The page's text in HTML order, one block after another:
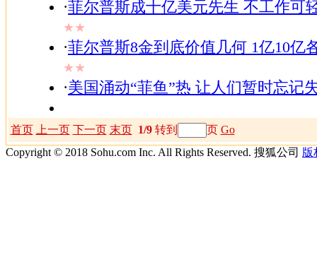
·菲尔普斯成十亿美元先生 不工作可
★★
·菲尔普斯8金到底价值几何 1亿10亿
★★
·美国涌动“菲鱼”热 让人们暂时忘记
首页 上一页 下一页 末页 1/9转到 页 Go
Copyright © 2018 Sohu.com Inc. All Rights Reserved. 搜狐公司 版